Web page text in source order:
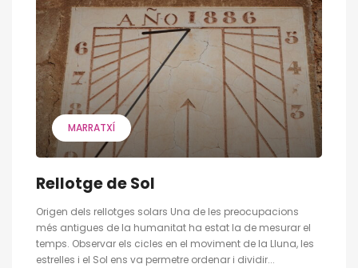
MARRATXÍ
Rellotge de Sol
Origen dels rellotges solars Una de les preocupacions
més antigues de la humanitat ha estat la de mesurar el
temps. Observar els cicles en el moviment de la Lluna, les
estrelles i el Sol ens va permetre ordenar i dividir...